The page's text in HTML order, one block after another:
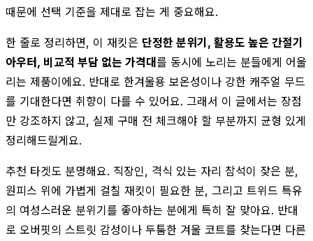
때문에 선택 기준을 제대로 잡는 게 중요해요.
한 줄로 정리하면, 이 재킷은 단정한 분위기, 활용도 높은 간절기
아우터, 비교적 부담 없는 가격대를 동시에 노리는 분들에게 어울
리는 제품이에요. 반대로 한겨울용 보온성이나 강한 캐주얼 무드
를 기대한다면 취향이 다를 수 있어요. 그래서 이 글에서는 장점
만 강조하지 않고, 실제 구매 전 체크해야 할 부분까지 균형 있게
정리해드릴게요.
추천 타겟도 분명해요. 직장인, 격식 있는 자리 참석이 잦은 분,
원피스 위에 가볍게 걸칠 재킷이 필요한 분, 그리고 트위드 특유
의 여성스러운 분위기를 좋아하는 분에게 특히 잘 맞아요. 반대
로 오버핏의 스트릿 감성이나 두툼한 겨울 코트를 찾는다면 다른